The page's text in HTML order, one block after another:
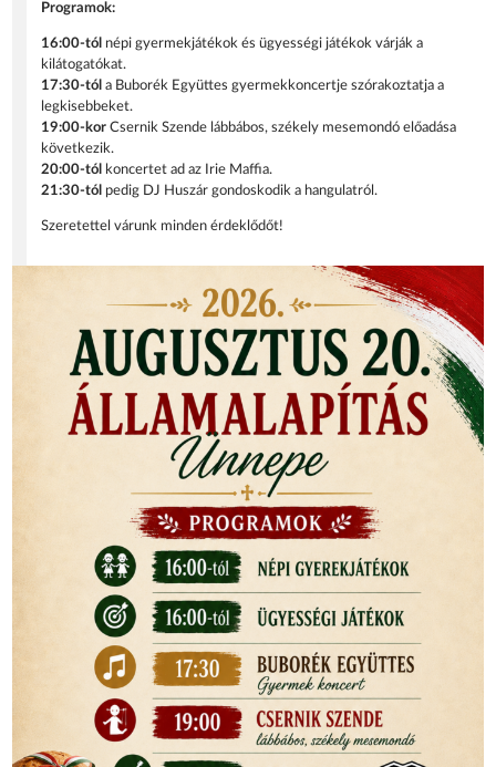
Programok:
16:00-tól népi gyermekjátékok és ügyességi játékok várják a
kilátogatókat.
17:30-tól a Buborék Együttes gyermekkoncertje szórakoztatja a
legkisebbeket.
19:00-korCsernik Szende lábbábos, székely mesemondó előadása
következik.
20:00-tól
koncertet ad az Irie Maffia.
21:30-tól pedig DJ Huszár gondoskodik a hangulatról.
Szeretettel várunk minden érdeklődőt!